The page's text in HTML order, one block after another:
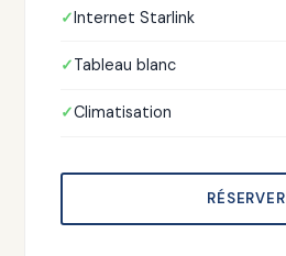
Internet Starlink
Tableau blanc
Climatisation
RÉSERVER